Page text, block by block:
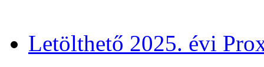
Letölthető 2025. évi